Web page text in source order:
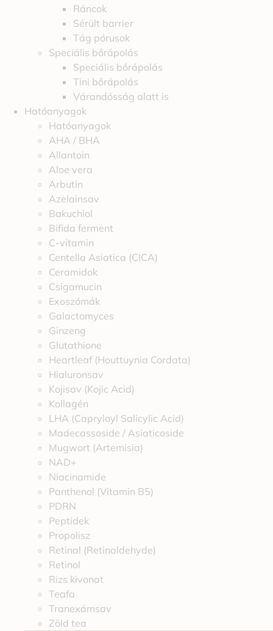
Ráncok
Sérült barrier
Tág pórusok
Speciális bőrápolás
Speciális bőrápolás
Tini bőrápolás
Várandósság alatt is
Hatóanyagok
Hatóanyagok
AHA / BHA
Allantoin
Aloe vera
Arbutin
Azelainsav
Bakuchiol
Bifida ferment
C-vitamin
Centella Asiatica (CICA)
Ceramidok
Csigamucin
Exoszómák
Galactomyces
Ginzeng
Glutathione
Heartleaf (Houttuynia Cordata)
Hialuronsav
Kojisav (Kojic Acid)
Kollagén
LHA (Capryloyl Salicylic Acid)
Madecassoside / Asiaticoside
Mugwort (Artemisia)
NAD+
Niacinamide
Panthenol (Vitamin B5)
PDRN
Peptidek
Propolisz
Retinal (Retinaldehyde)
Retinol
Rizs kivonat
Teafa
Tranexámsav
Zöld tea